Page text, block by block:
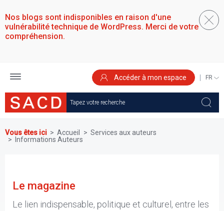
au
contenu
principal
Nos blogs sont indisponibles en raison d'une
vulnérabilité technique de WordPress. Merci de votre
compréhension.
Accéder à mon espace
YOUR
Vous êtes ici Accueil
Services aux auteurs
Informations Auteurs
Le magazine
Le lien indispensable, politique et culturel, entre les